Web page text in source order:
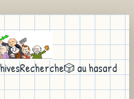
Recherche🎲 au hasard